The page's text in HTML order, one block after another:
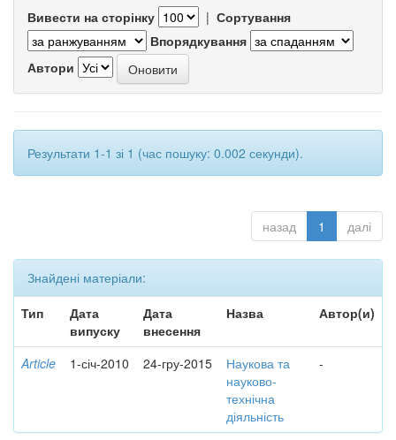
Вивести на сторінку | Сортування
Впорядкування
Автори
Результати 1-1 зі 1 (час пошуку: 0.002 секунди).
назад 1 далі
Знайдені матеріали:
Тип
Дата
випуску
Дата
внесення
Назва Автор(и)
Article 1-січ-2010 24-гру-2015
Наукова та
науково-
технічна
діяльність
-